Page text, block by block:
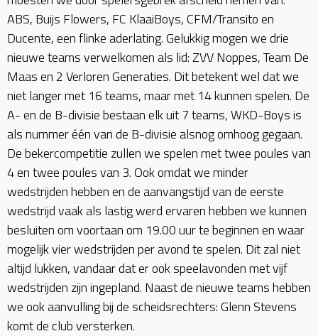
ABS, Buijs Flowers, FC KlaaiBoys, CFM/Transito en
Ducente, een flinke aderlating. Gelukkig mogen we drie
nieuwe teams verwelkomen als lid: ZVV Noppes, Team De
Maas en 2 Verloren Generaties. Dit betekent wel dat we
niet langer met 16 teams, maar met 14 kunnen spelen. De
A- en de B-divisie bestaan elk uit 7 teams, WKD-Boys is
als nummer één van de B-divisie alsnog omhoog gegaan.
De bekercompetitie zullen we spelen met twee poules van
4 en twee poules van 3. Ook omdat we minder
wedstrijden hebben en de aanvangstijd van de eerste
wedstrijd vaak als lastig werd ervaren hebben we kunnen
besluiten om voortaan om 19.00 uur te beginnen en waar
mogelijk vier wedstrijden per avond te spelen. Dit zal niet
altijd lukken, vandaar dat er ook speelavonden met vijf
wedstrijden zijn ingepland. Naast de nieuwe teams hebben
we ook aanvulling bij de scheidsrechters: Glenn Stevens
komt de club versterken.